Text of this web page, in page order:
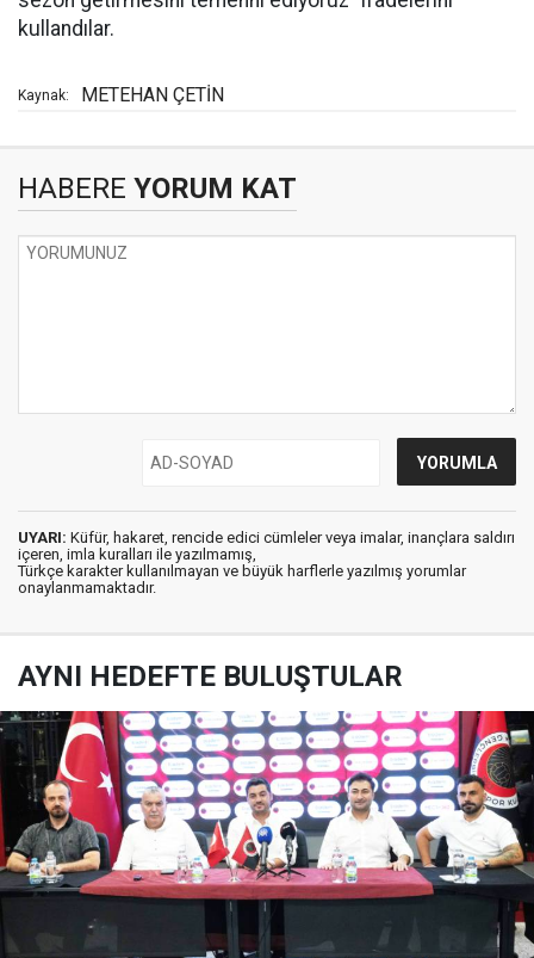
kullandılar.
Kaynak: METEHAN ÇETİN
HABERE YORUM KAT
UYARI: Küfür, hakaret, rencide edici cümleler veya imalar, inançlara saldırı
içeren, imla kuralları ile yazılmamış,
Türkçe karakter kullanılmayan ve büyük harflerle yazılmış yorumlar
onaylanmamaktadır.
AYNI HEDEFTE BULUŞTULAR